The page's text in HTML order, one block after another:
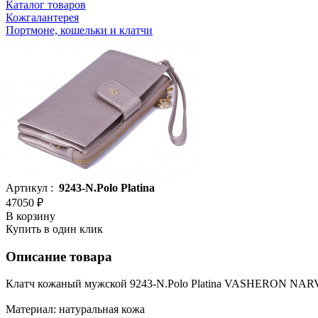
Каталог товаров
Кожгалантерея
Портмоне, кошельки и клатчи
Артикул : 9243-N.Polo Platina
47050 ₽
В корзину
Купить в один клик
Описание товара
Клатч кожаный мужской 9243-N.Polo Platina VASHERON
Материал: натуральная кожа